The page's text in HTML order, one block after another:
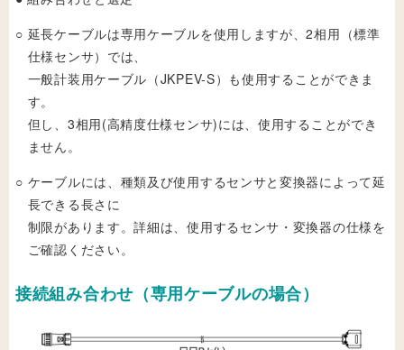
○ 延長ケーブルは専用ケーブルを使用しますが、2相用（標準
仕様センサ）では、
一般計装用ケーブル（JKPEV-S）も使用することができま
す。
但し、3相用(高精度仕様センサ)には、使用することができ
ません。
○ ケーブルには、種類及び使用するセンサと変換器によって延
長できる長さに
制限があります。詳細は、使用するセンサ・変換器の仕様を
ご確認ください。
接続組み合わせ（専用ケーブルの場合）